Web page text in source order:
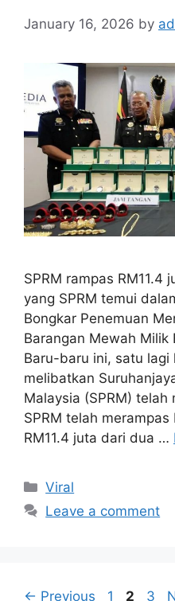
January 16, 2026 by
SPRM rampas RM11.4
yang SPRM temui
Bongkar Penemuan
Barangan Mewah Milik
Baru-baru ini, satu lagi
melibatkan
Malaysia (SPRM)
SPRM telah
RM11.4 juta dari dua …
Categories
Viral
Leave a comment
← Previous Page
1 Page
2 3